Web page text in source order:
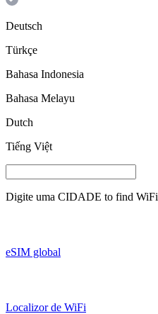
Deutsch
Türkçe
Bahasa Indonesia
Bahasa Melayu
Dutch
Tiếng Việt
Digite uma CIDADE to find WiFi
eSIM global
Localizor de WiFi